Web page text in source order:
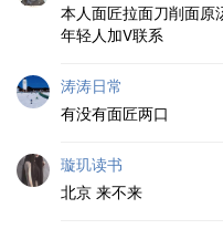
本人面匠拉面刀削面原
年轻人加V联系
涛涛日常
有没有面匠两口
璇玑读书
北京 来不来